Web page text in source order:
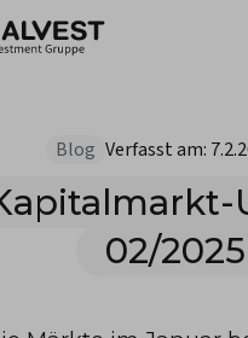
Blog Verfasst am:
02/2025